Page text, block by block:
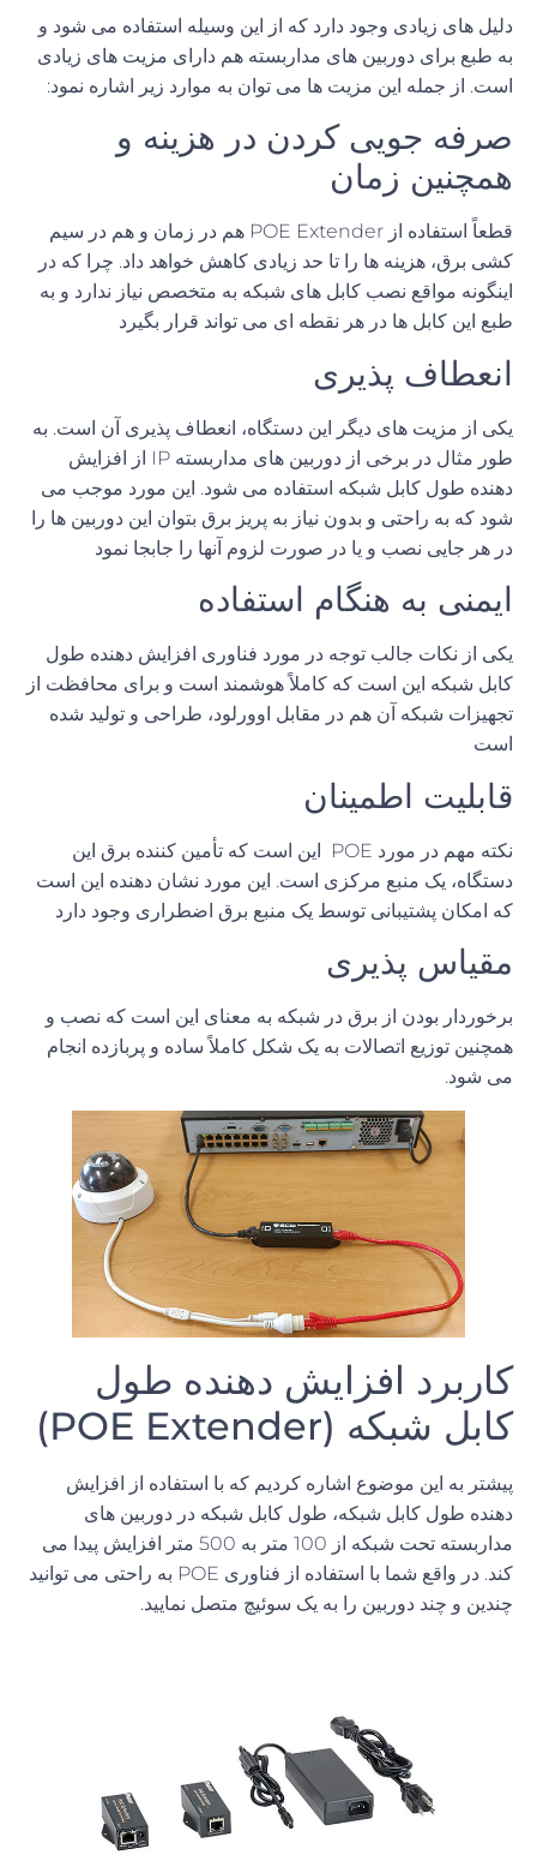
دلیل های زیادی وجود دارد که از این وسیله استفاده می شود و
به طبع برای دوربین های مداربسته هم دارای مزیت های زیادی
است. از جمله این مزیت ها می توان به موارد زیر اشاره نمود:
صرفه جویی کردن در هزینه و
همچنین زمان
قطعاً استفاده از POE Extender هم در زمان و هم در سیم
کشی برق، هزینه ها را تا حد زیادی کاهش خواهد داد. چرا که در
اینگونه مواقع نصب کابل های شبکه به متخصص نیاز ندارد و به
طبع این کابل ها در هر نقطه ای می تواند قرار بگیرد
انعطاف پذیری
یکی از مزیت های دیگر این دستگاه، انعطاف پذیری آن است. به
طور مثال در برخی از دوربین های مداربسته IP از افزایش
دهنده طول کابل شبکهاستفاده می شود. این مورد موجب می
شود که به راحتی و بدون نیاز به پریز برق بتوان این دوربین ها را
در هر جایی نصب و یا در صورت لزوم آنها را جابجا نمود
ایمنی به هنگام استفاده
یکی از نکات جالب توجه در مورد فناوری افزایش دهنده طول
کابل شبکهاین است که کاملاً هوشمند است و برای محافظت از
تجهیزات شبکه آن هم در مقابل اوورلود، طراحی و تولید شده
است
قابلیت اطمینان
نکته مهم در مورد POE این است که تأمین کننده برق این
دستگاه، یک منبع مرکزی است. این مورد نشان دهنده این است
که امکان پشتیبانی توسط یک منبع برق اضطراری وجود دارد
مقیاس پذیری
برخوردار بودن از برق در شبکه به معنای این است که نصب و
همچنین توزیع اتصالات به یک شکل کاملاً ساده و پربازده انجام
می شود.
کاربرد افزایش دهنده طول
کابل شبکه (POE Extender)
پیشتر به این موضوع اشاره کردیم که با استفاده از افزایش
دهنده طول کابل شبکه، طول کابل شبکه در دوربین های
مداربسته تحت شبکه از
متر به500
متر افزایش پیدا می
کند. در واقع شما با استفاده از فناوریPOE
به راحتی می توانید
چندین و چند دوربین را به یک سوئیچ متصل نمایید.